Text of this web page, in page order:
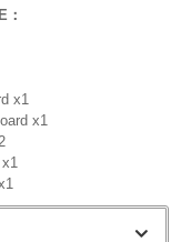
：
x1
x1